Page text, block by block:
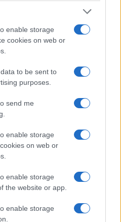
enable storage
cookies on web or
to be sent to
purposes.
send me
enable storage
on web or
enable storage
the website or app.
enable storage
και τη Δευτέρα